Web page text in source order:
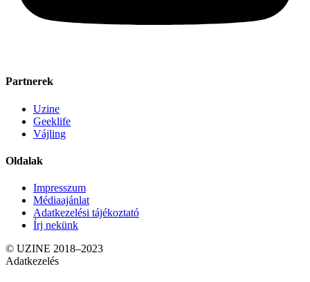
Partnerek
Uzine
Geeklife
Vájling
Oldalak
Impresszum
Médiaajánlat
Adatkezelési tájékoztató
Írj nekünk
© UZINE 2018–2023
Adatkezelés